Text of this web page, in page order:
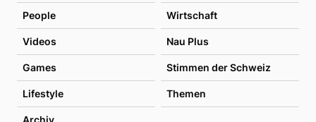
People Wirtschaft
Videos Nau Plus
Games Stimmen der Schweiz
Lifestyle Themen
Archiv